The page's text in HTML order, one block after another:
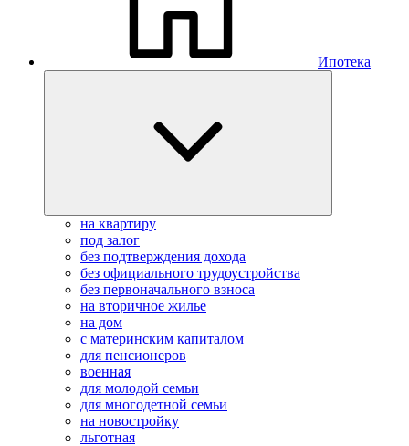
Ипотека
на квартиру
под залог
без подтверждения дохода
без официального трудоустройства
без первоначального взноса
на вторичное жилье
на дом
с материнским капиталом
для пенсионеров
военная
для молодой семьи
для многодетной семьи
на новостройку
льготная